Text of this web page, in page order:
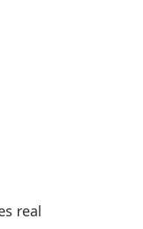
real